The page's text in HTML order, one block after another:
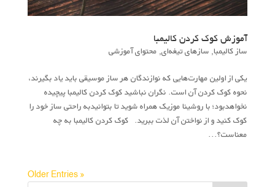
آموزش کوک کردن کالیمبا
ساز کالیمبا, سازهای تیغه‌ای, محتوای آموزشی
یکی از اولین مهارت‌هایی که نوازندگان هر ساز موسیقی باید یاد بگیرند،
نحوه کوک کردن آن است. نگران نباشید کوک کردن کالیمبا پیچیده
نخواهد‌بود؛ با روشینا موزیک همراه شوید تا بتوانیدبه راحتی ساز خود را
کوک کنید و از نواختن آن لذت ببرید. کوک کردن کالیمبا به چه
معناست؟...
« Older Entries